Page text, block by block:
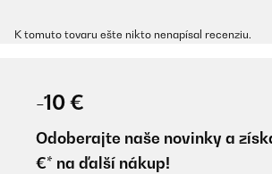
K tomuto tovaru ešte nikto nenapísal recenziu.
-10 €
Odoberajte naše novinky a
€* na ďalší nákup!